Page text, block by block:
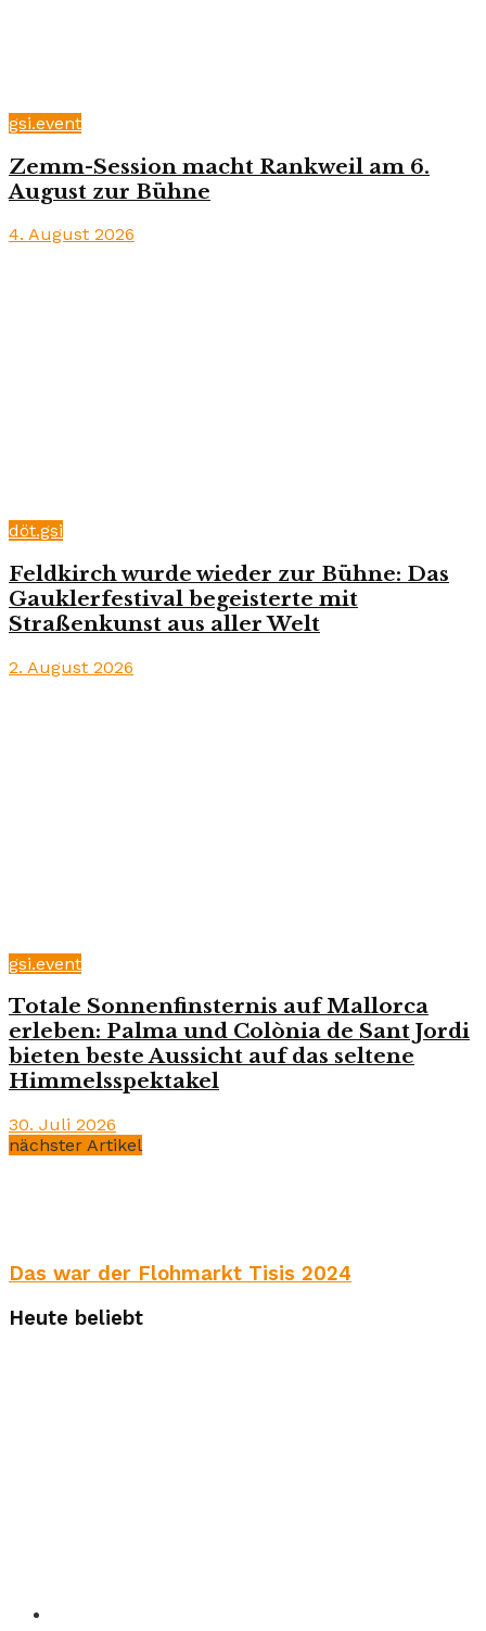
gsi.event
Zemm-Session macht Rankweil am 6.
August zur Bühne
4. August 2026
döt.gsi
Feldkirch wurde wieder zur Bühne: Das
Gauklerfestival begeisterte mit
Straßenkunst aus aller Welt
2. August 2026
gsi.event
Totale Sonnenfinsternis auf Mallorca
erleben: Palma und Colònia de Sant Jordi
bieten beste Aussicht auf das seltene
Himmelsspektakel
30. Juli 2026
nächster Artikel
Das war der Flohmarkt Tisis 2024
Heute beliebt